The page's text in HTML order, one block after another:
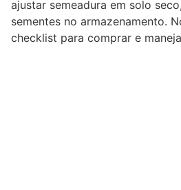
ajustar semeadura em solo
sementes no armazenamento.
checklist para comprar e